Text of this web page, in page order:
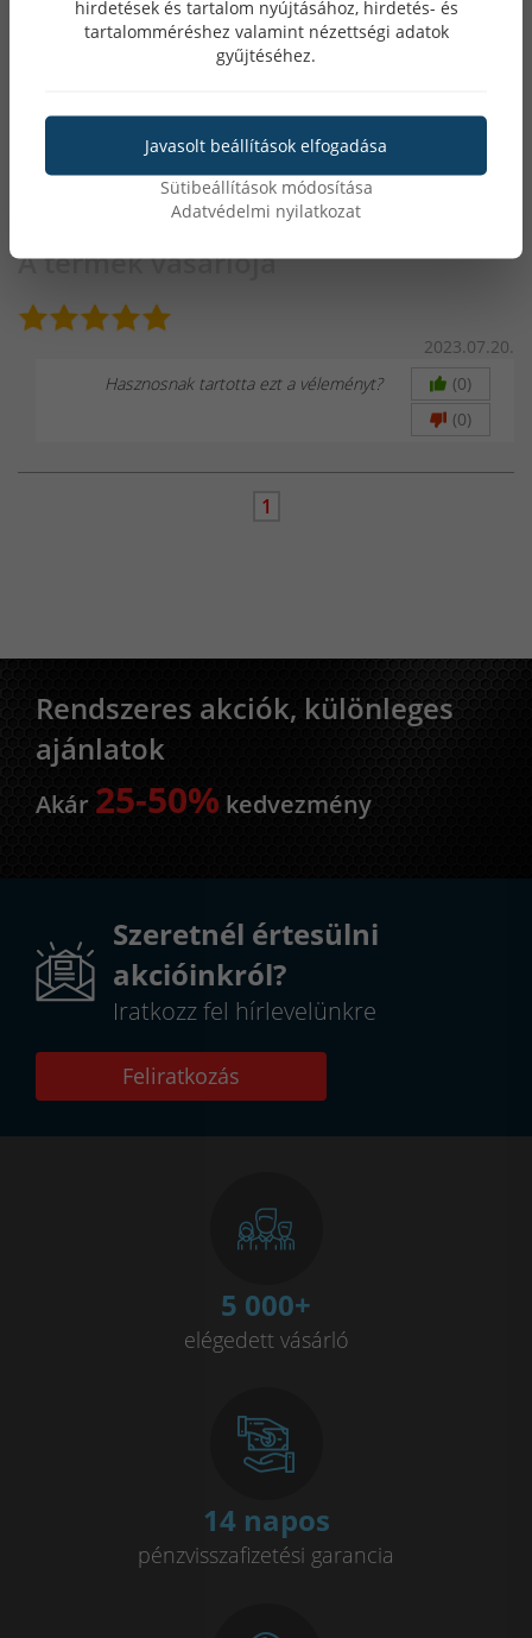
0 szavazat
0 szavazat
A termék vásárlója
2023.07.20.
Hasznosnak tartotta ezt a véleményt?
(0)
(0)
1
Rendszeres akciók, különleges
ajánlatok
Akár 25-50% kedvezmény
Szeretnél értesülni
akcióinkról?
Iratkozz fel hírlevelünkre
Feliratkozás
5 000+
elégedett vásárló
14 napos
pénzvisszafizetési garancia
hirdetések és tartalom nyújtásához, hirdetés- és
tartalomméréshez valamint nézettségi adatok
gyűjtéséhez.
Javasolt beállítások elfogadása
Sütibeállítások módosítása
Adatvédelmi nyilatkozat